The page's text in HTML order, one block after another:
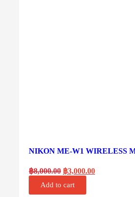
NIKON ME-W1 WIRELESS
฿8,000.00 ฿3,000.00
Add to cart